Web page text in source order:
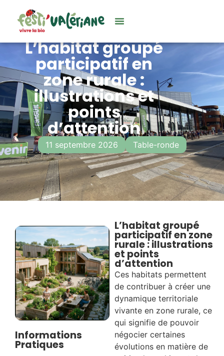
L’habitat groupé
participatif en
zone rurale :
illustrations et
points
d’attention
11 septembre 2026 Table-ronde
Informations
Pratiques
L’habitat groupé
participatif en zone
rurale : illustrations
et points
d’attention
Ces habitats permettent
de contribuer à créer une
dynamique territoriale
vivante en zone rurale, ce
qui signifie de pouvoir
négocier certaines
évolutions en matière de